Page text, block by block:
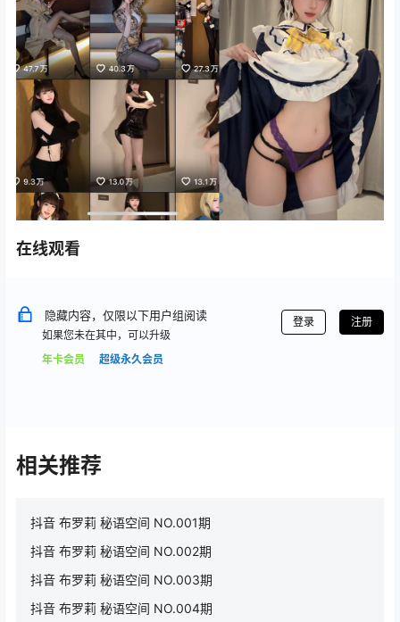
在线观看
隐藏内容，仅限以下用户组阅读
如果您未在其中，可以升级
年卡会员
超级永久会员
登录 注册
相关推荐
抖音 布罗莉 秘语空间 NO.001期
抖音 布罗莉 秘语空间 NO.002期
抖音 布罗莉 秘语空间 NO.003期
抖音 布罗莉 秘语空间 NO.004期